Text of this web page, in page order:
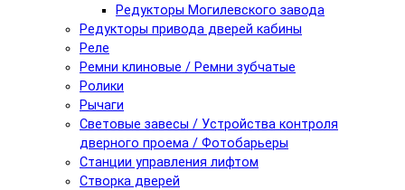
Редукторы Могилевского завода
Редукторы привода дверей кабины
Реле
Ремни клиновые / Ремни зубчатые
Ролики
Рычаги
Световые завесы / Устройства контроля
дверного проема / Фотобарьеры
Станции управления лифтом
Створка дверей